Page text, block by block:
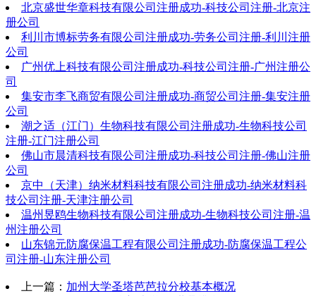
北京盛世华章科技有限公司注册成功-科技公司注册-北京注
册公司
利川市博标劳务有限公司注册成功-劳务公司注册-利川注册
公司
广州优上科技有限公司注册成功-科技公司注册-广州注册公
司
集安市李飞商贸有限公司注册成功-商贸公司注册-集安注册
公司
潮之适（江门）生物科技有限公司注册成功-生物科技公司
注册-江门注册公司
佛山市晨清科技有限公司注册成功-科技公司注册-佛山注册
公司
京中（天津）纳米材料科技有限公司注册成功-纳米材料科
技公司注册-天津注册公司
温州昱鸥生物科技有限公司注册成功-生物科技公司注册-温
州注册公司
山东锦元防腐保温工程有限公司注册成功-防腐保温工程公
司注册-山东注册公司
上一篇： 加州大学圣塔芭芭拉分校基本概况